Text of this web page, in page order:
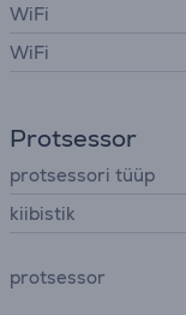
WiFi
WiFi
Protsessor
protsessori tüüp
kiibistik
protsessor